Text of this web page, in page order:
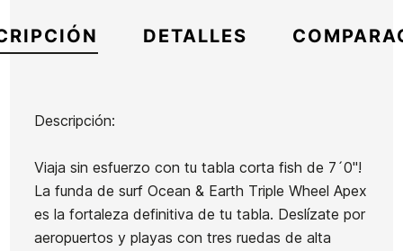
DETALLES
Descripción:
Viaja sin esfuerzo con tu tabla corta fish de 7´0"!
La funda de surf Ocean & Earth Triple Wheel Apex
es la fortaleza definitiva de tu tabla. Deslízate por
aeropuertos y playas con tres ruedas de alta
Marca Ocean Earth
ReferenciaOE-FUTAX55826
En stock 1 Artículo